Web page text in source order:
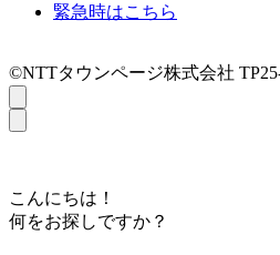
緊急時はこちら
©NTTタウンページ株式会社 TP25-
こんにちは！
何をお探しですか？